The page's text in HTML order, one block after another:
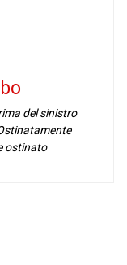
del sinistro
ostinato